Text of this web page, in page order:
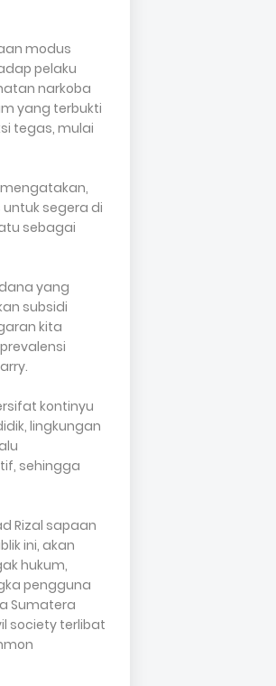
modus
pelaku
narkoba
yang terbukti
tegas, mulai
segera di
sebagai
yang
subsidi
kita
kontinyu
lingkungan
sehingga
Rizal sapaan
ini, akan
hukum,
pengguna
Sumatera
society terlibat